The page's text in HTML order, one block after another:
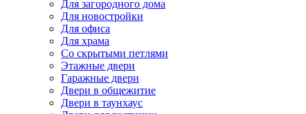
Для загородного дома
Для новостройки
Для офиса
Для храма
Со скрытыми петлями
Этажные двери
Гаражные двери
Двери в общежитие
Двери в таунхаус